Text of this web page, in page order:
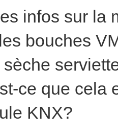
infos sur la
bouches
ce que cela
KNX?